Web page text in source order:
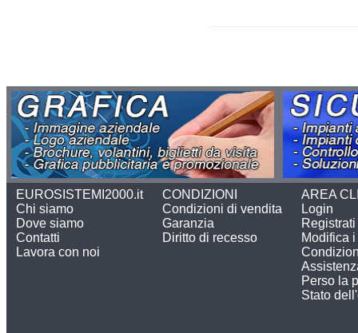
EUROSISTEMI2000.it
Chi siamo
Dove siamo
Contatti
Lavora con noi
CONDIZIONI
Condizioni di vendita
Garanzia
Diritto di recesso
AREA
Login
Registrati
Modifica
Perso la
Stato